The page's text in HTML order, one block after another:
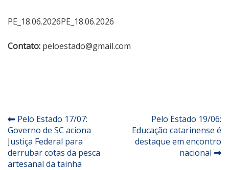
PE_18.06.2026PE_18.06.2026
Contato: peloestado@gmail.com
Navegação
de
Post
Pelo Estado 17/07:
Governo de SC aciona
Justiça Federal para
derrubar cotas da pesca
artesanal da tainha
Pelo Estado 19/06:
Educação catarinense é
destaque em encontro
nacional